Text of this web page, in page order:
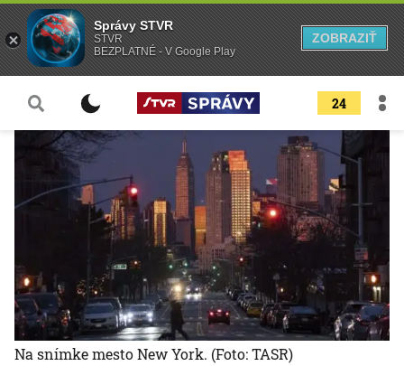
24
Na snímke mesto New York. (Foto: TASR)
Správy STVR
STVR
BEZPLATNÉ - V Google Play
ZOBRAZIŤ